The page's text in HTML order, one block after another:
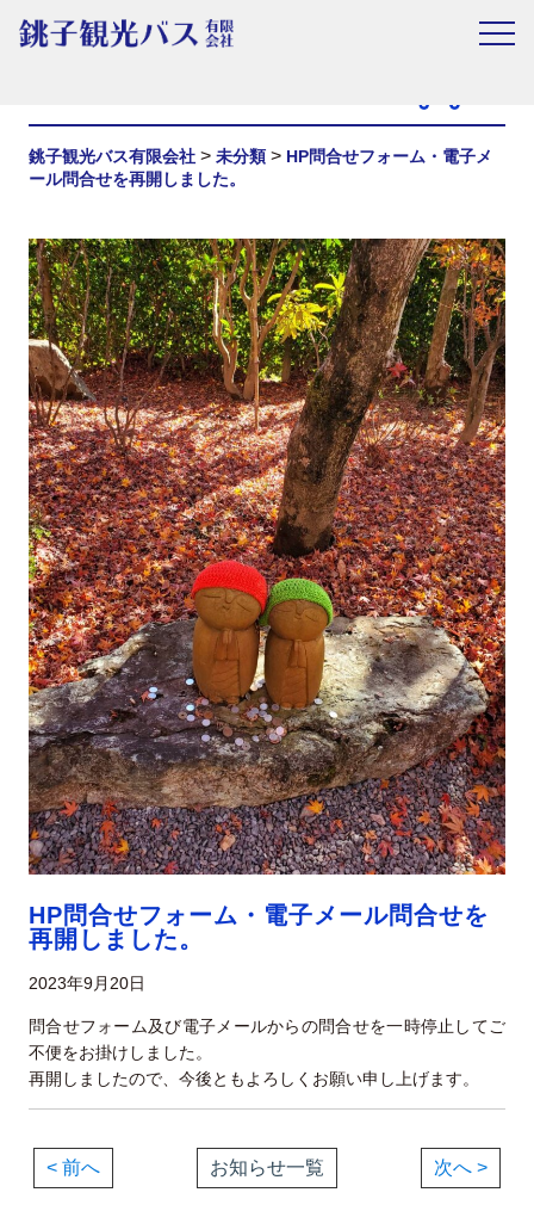
銚子観光バス有限会社 > 未分類 > HP問合せフォーム・電子メ
ール問合せを再開しました。
HP問合せフォーム・電子メール問合せを
再開しました。
2023年9月20日
問合せフォーム及び電子メールからの問合せを一時停止してご
不便をお掛けしました。
再開しましたので、今後ともよろしくお願い申し上げます。
< 前へ お知らせ一覧 次へ >